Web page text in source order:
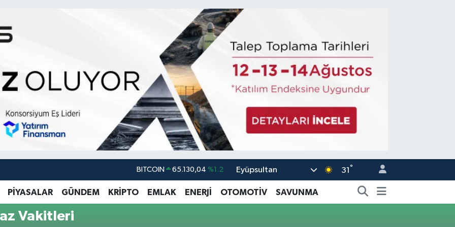
BITCOIN 65.130,04 %1.2
DOLAR 47,7069 %0.17
EURO 55,0265 %0.01
Eyüpsultan 31 °
PİYASALAR GÜNDEM KRİPTO EMLAK ENERJİ OTOMOTİV SAVUNMA
Vakitleri